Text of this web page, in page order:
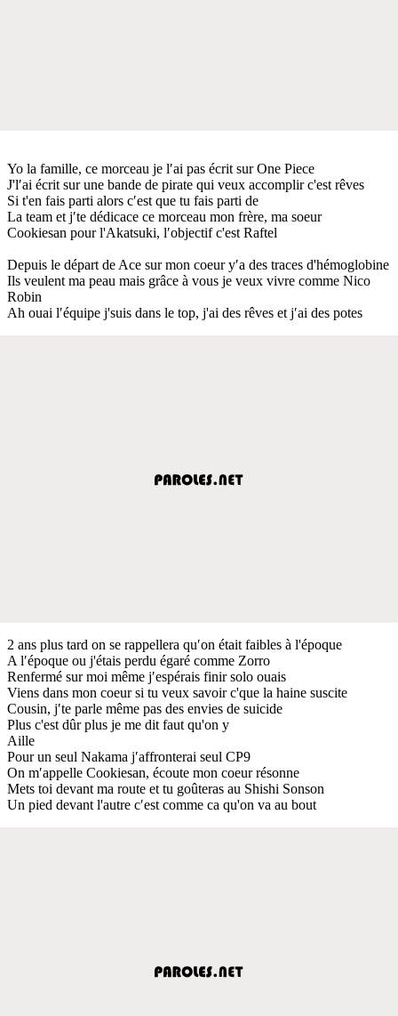
Yo la famille, ce morceau je l′ai pas écrit sur One Piece
J'l′ai écrit sur une bande de pirate qui veux accomplir c'est rêves
Si t'en fais parti alors c′est que tu fais parti de
La team et j′te dédicace ce morceau mon frère, ma soeur
Cookiesan pour l'Akatsuki, l′objectif c'est Raftel
Depuis le départ de Ace sur mon coeur y′a des traces d'hémoglobine
Ils veulent ma peau mais grâce à vous je veux vivre comme Nico
Robin
Ah ouai l′équipe j'suis dans le top, j'ai des rêves et j′ai des potes
2 ans plus tard on se rappellera qu′on était faibles à l'époque
A l′époque ou j'étais perdu égaré comme Zorro
Renfermé sur moi même j′espérais finir solo ouais
Viens dans mon coeur si tu veux savoir c'que la haine suscite
Cousin, j′te parle même pas des envies de suicide
Plus c'est dûr plus je me dit faut qu'on y
Aille
Pour un seul Nakama j′affronterai seul CP9
On m′appelle Cookiesan, écoute mon coeur résonne
Mets toi devant ma route et tu goûteras au Shishi Sonson
Un pied devant l'autre c′est comme ca qu'on va au bout